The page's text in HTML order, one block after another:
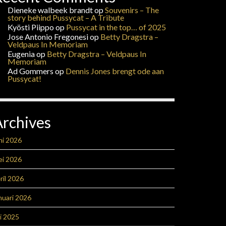
Dieneke walbeek brandtopSouvenirs – The
story behind Pussycat – A Tribute
Kyösti Piippoop Pussycat in the top… of 2025
Jose Antonio Fregonesiop Betty Dragstra –
Veldpaus In Memoriam
Eugeniaop Betty Dragstra – Veldpaus In
Memoriam
Ad Gommers op Dennis Jones brengt ode aan
Pussycat!
2026
2026
2026
2026
2025